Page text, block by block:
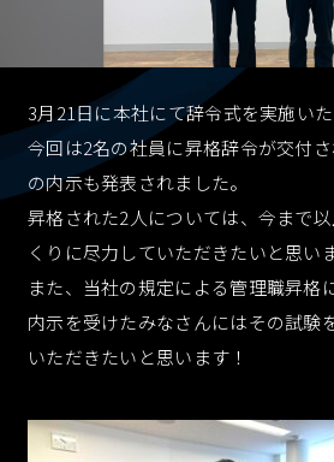
資料ダウンロード
お問い合わせ
CONTACT
お知らせ個人情報保護個人情報取り扱
3月21日に本社にて辞令式を実施いた
今回は2名の社員に昇格辞令が交付
の内示も発表されました。
昇格された2人については、今まで
くりに尽力していただきたいと思い
また、当社の規定による管理職昇格
内示を受けたみなさんにはその試験
いただきたいと思います！